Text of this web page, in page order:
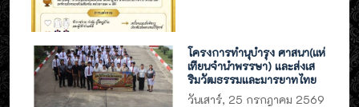
โครงการทำนุบำรุง ศาสนา(แห่
เทียนจำนำพรรษา) และส่งเส
ริมวัฒธรรมและมารยาทไทย
วันเสาร์, 25 กรกฎาคม 2569